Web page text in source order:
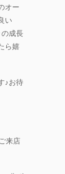
オー
い
成長
ら嬉
♪お待
来店